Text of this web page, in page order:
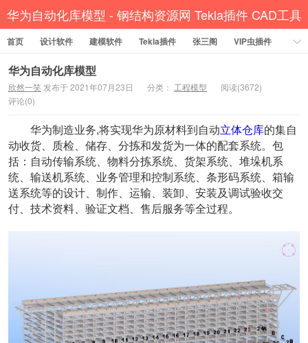
华为自动化库模型 - 钢结构资源网 Tekla插件 CAD工具
犀牛GH汉化 套料
首页 设计软件 建模软件 Tekla插件 张三阁
VIP虫插件
CAD插件
定尺提料
资讯教程
工程模型 关于网站
华为自动化库模型
欣然一笑 发布于 2021年07月23日 分类： 工程模型
阅读(3672)
评论(0)
华为制造业务,将实现华为原材料到自动立体仓库的集自
动收货、质检、储存、分拣和发货为一体的配套系统。包
括：自动传输系统、物料分拣系统、货架系统、堆垛机系
统、输送机系统、业务管理和控制系统、条形码系统、箱输
送系统等的设计、制作、运输、装卸、安装及调试验收交
付、技术资料、验证文档、售后服务等全过程。